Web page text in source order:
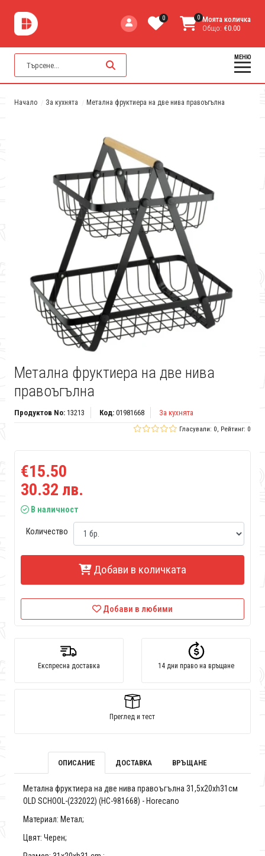
0 0 Моята количка
Общо: €0.00
МЕНЮ
Начало За кухнята Метална фруктиера на две нива правоъгълна
Метална фруктиера на две нива
правоъгълна
Продуктов No:13213 Код:01981668 За кухнята
Гласували: 0, Рейтинг: 0
€15.50
30.32 лв.
В наличност
Количество
Добави в количката
Добави в любими
Експресна доставка 14 дни право на връщане
Преглед и тест
ОПИСАНИЕ ДОСТАВКА ВРЪЩАНЕ
Метална фруктиера на две нива правоъгълна 31,5x20xh31см
OLD SCHOOL-(232022) (HC-981668) - Horecano
Материал: Метал;
Цвят: Черен;